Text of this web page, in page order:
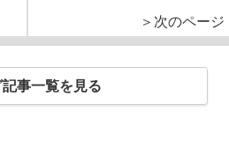
＞次のページ
事一覧を見る